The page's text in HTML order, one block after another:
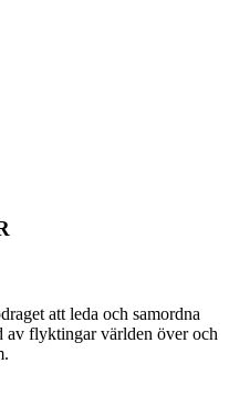
att leda och samordna
av flyktingar världen över och